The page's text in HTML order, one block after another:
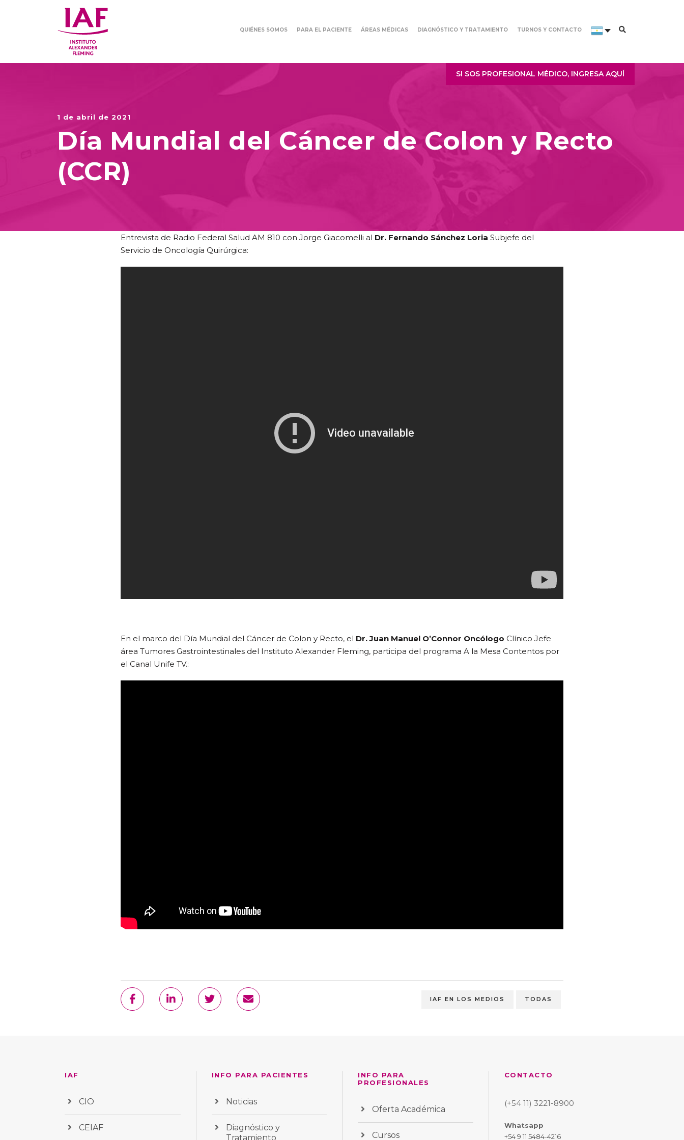
QUIÉNES SOMOS PARA EL PACIENTE ÁREAS MÉDICAS DIAGNÓSTICO Y TRATAMIENTO TURNOS Y CONTACTO
SI SOS PROFESIONAL MÉDICO, INGRESA AQUÍ
1 de abril de 2021
Día Mundial del Cáncer de Colon y Recto
(CCR)
Entrevista de Radio Federal Salud AM 810 con Jorge Giacomelli al Dr. Fernando Sánchez Loria Subjefe del
Servicio de Oncología Quirúrgica:
En el marco del Día Mundial del Cáncer de Colon y Recto, el Dr. Juan Manuel O’Connor Oncólogo Clínico Jefe
área Tumores Gastrointestinales del Instituto Alexander Fleming, participa del programa A la Mesa Contentos por
el Canal Unife TV.:
IAF EN LOS MEDIOS TODAS
IAF
CIO
CEIAF
INFO PARA PACIENTES
Noticias
Diagnóstico y
Tratamiento
INFO PARA
PROFESIONALES
Oferta Académica
Cursos
CONTACTO
(+54 11) 3221-8900
Whatsapp
+54 9 11 5484-4216